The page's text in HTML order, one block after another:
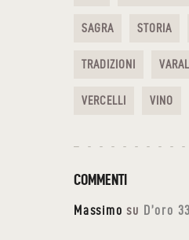
SAGRA STORIA
TRADIZIONI
VERCELLI VINO
COMMENTI
Massimo su D’oro